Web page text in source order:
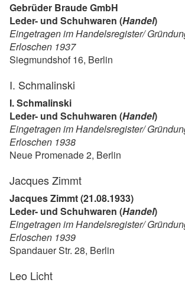
Gebrüder Braude GmbH
Leder- und Schuhwaren (Handel)
Eingetragen im Handelsregister/
Erloschen 1937
Siegmundshof 16, Berlin
I. Schmalinski
I. Schmalinski
Leder- und Schuhwaren (Handel)
Eingetragen im Handelsregister/
Erloschen 1938
Neue Promenade 2, Berlin
Jacques Zimmt
Jacques Zimmt (21.08.1933)
Leder- und Schuhwaren (Handel)
Eingetragen im Handelsregister/
Erloschen 1939
Spandauer Str. 28, Berlin
Leo Licht